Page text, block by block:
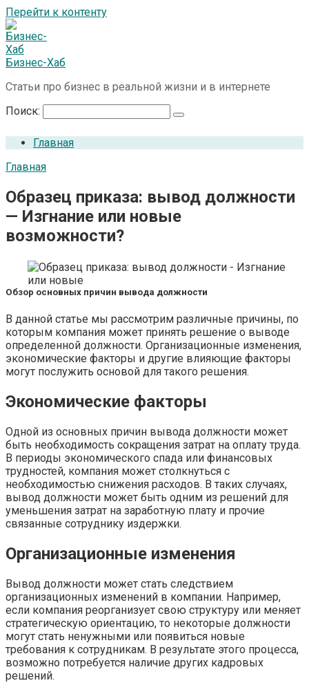
Перейти к контенту
Бизнес-Хаб
Статьи про бизнес в реальной жизни и в интернете
Поиск:
Главная
Главная
Образец приказа: вывод должности
— Изгнание или новые
возможности?
Обзор основных причин вывода должности
В данной статье мы рассмотрим различные причины, по
которым компания может принять решение о выводе
определенной должности. Организационные изменения,
экономические факторы и другие влияющие факторы
могут послужить основой для такого решения.
Экономические факторы
Одной из основных причин вывода должности может
быть необходимость сокращения затрат на оплату труда.
В периоды экономического спада или финансовых
трудностей, компания может столкнуться с
необходимостью снижения расходов. В таких случаях,
вывод должности может быть одним из решений для
уменьшения затрат на заработную плату и прочие
связанные сотруднику издержки.
Организационные изменения
Вывод должности может стать следствием
организационных изменений в компании. Например,
если компания реорганизует свою структуру или меняет
стратегическую ориентацию, то некоторые должности
могут стать ненужными или появиться новые
требования к сотрудникам. В результате этого процесса,
возможно потребуется наличие других кадровых
решений.